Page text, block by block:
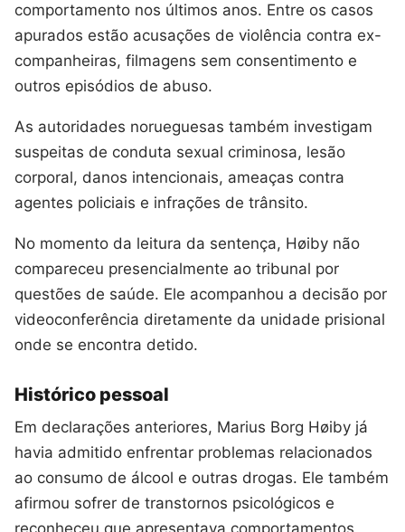
comportamento nos últimos anos. Entre os casos
apurados estão acusações de violência contra ex-
companheiras, filmagens sem consentimento e
outros episódios de abuso.
As autoridades norueguesas também investigam
suspeitas de conduta sexual criminosa, lesão
corporal, danos intencionais, ameaças contra
agentes policiais e infrações de trânsito.
No momento da leitura da sentença, Høiby não
compareceu presencialmente ao tribunal por
questões de saúde. Ele acompanhou a decisão por
videoconferência diretamente da unidade prisional
onde se encontra detido.
Histórico pessoal
Em declarações anteriores, Marius Borg Høiby já
havia admitido enfrentar problemas relacionados
ao consumo de álcool e outras drogas. Ele também
afirmou sofrer de transtornos psicológicos e
reconheceu que apresentava comportamentos